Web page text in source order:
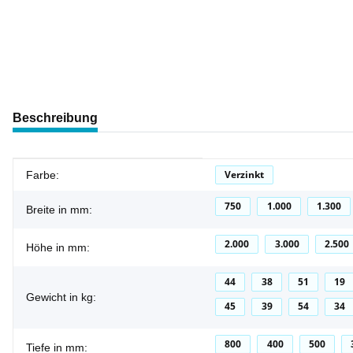
weitere Registerkarten anzeigen
Beschreibung
Produkteigenschaft
Wert
Farbe: Verzinkt
Breite in mm: 750 1.000 1.300
Höhe in mm: 2.000 3.000 2.500
Gewicht in kg:
44 38 51 19
45
39 54 34
Tiefe in mm: 800 400 500